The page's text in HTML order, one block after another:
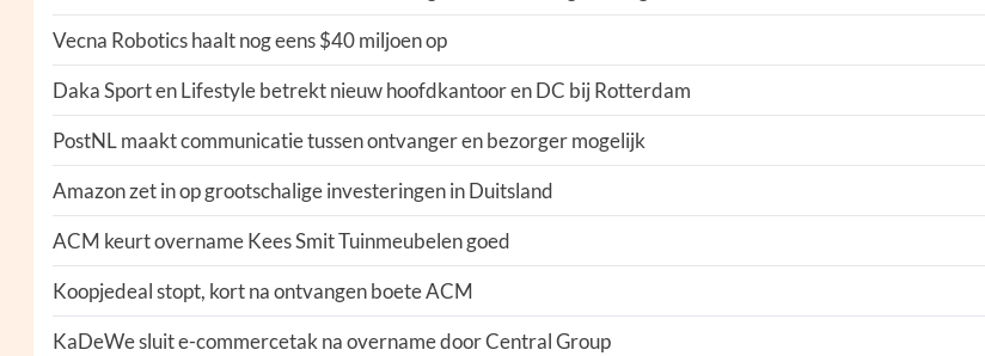
Vecna Robotics haalt nog eens $40 miljoen op
Daka Sport en Lifestyle betrekt nieuw hoofdkantoor en DC bij Rotterdam
PostNL maakt communicatie tussen ontvanger en bezorger mogelijk
Amazon zet in op grootschalige investeringen in Duitsland
ACM keurt overname Kees Smit Tuinmeubelen goed
Koopjedeal stopt, kort na ontvangen boete ACM
KaDeWe sluit e-commercetak na overname door Central Group